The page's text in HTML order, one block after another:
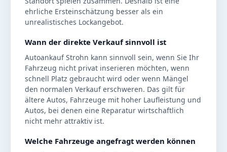
ehrliche Ersteinschätzung besser als ein
unrealistisches Lockangebot.
Wann der direkte Verkauf sinnvoll ist
Autoankauf Strohn kann sinnvoll sein, wenn Sie Ihr
Fahrzeug nicht privat inserieren möchten, wenn
schnell Platz gebraucht wird oder wenn Mängel
den normalen Verkauf erschweren. Das gilt für
ältere Autos, Fahrzeuge mit hoher Laufleistung und
Autos, bei denen eine Reparatur wirtschaftlich
nicht mehr attraktiv ist.
Welche Fahrzeuge angefragt werden können